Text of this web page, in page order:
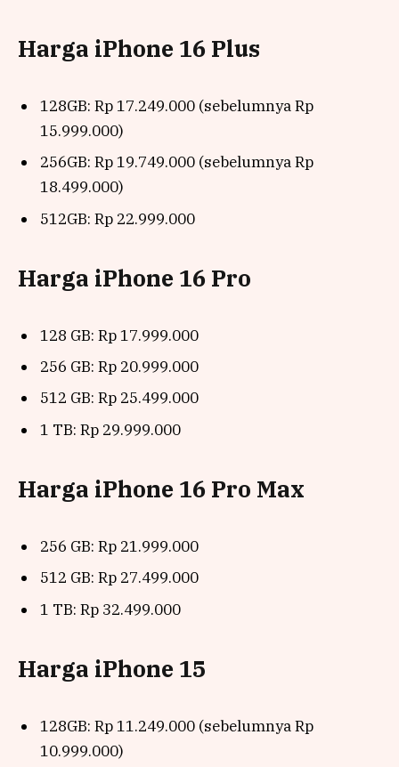
Harga iPhone 16 Plus
128GB: Rp 17.249.000 (sebelumnya Rp
15.999.000)
256GB: Rp 19.749.000 (sebelumnya Rp
18.499.000)
512GB: Rp 22.999.000
Harga iPhone 16 Pro
128 GB: Rp 17.999.000
256 GB: Rp 20.999.000
512 GB: Rp 25.499.000
1 TB: Rp 29.999.000
Harga iPhone 16 Pro Max
256 GB: Rp 21.999.000
512 GB: Rp 27.499.000
1 TB: Rp 32.499.000
Harga iPhone 15
128GB: Rp 11.249.000 (sebelumnya Rp
10.999.000)